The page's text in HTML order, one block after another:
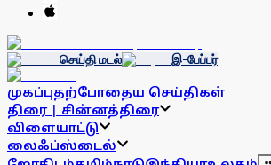
செய்தி மடல் இ-பேப்பர்
முகப்புதற்போதைய செய்திகள்
திரை | சின்னத்திரை
விளையாட்டு
லைஃப்ஸ்டைல்